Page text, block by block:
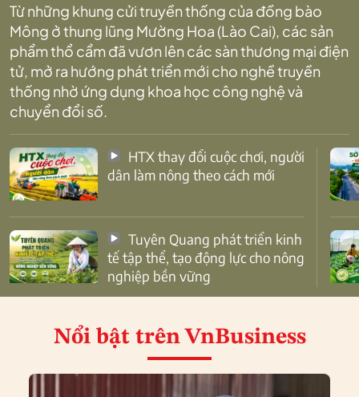
Từ những khung cửi truyền thống của đồng bào
Mông ở thung lũng Mường Hoa (Lào Cai), các sản
phẩm thổ cẩm đã vươn lên các sàn thương mại điện
tử, mở ra hướng phát triển mới cho nghề truyền
thống nhờ ứng dụng khoa học công nghệ và
chuyển đổi số.
dân làm nông theo cách mới
tế tập thể, tạo động lực cho nông
nghiệp bền vững
Nổi bật trên VnBusiness